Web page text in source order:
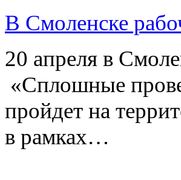
В Смоленске
20 апреля в
«Сплошные
пройдет на
в рамках…